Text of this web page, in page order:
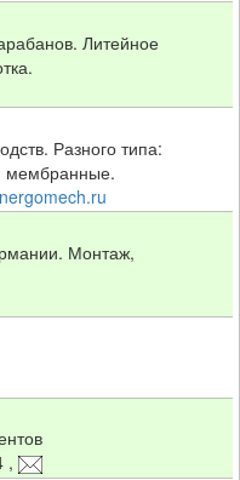
Литейное
Разного типа:
мембранные.
Монтаж,
,